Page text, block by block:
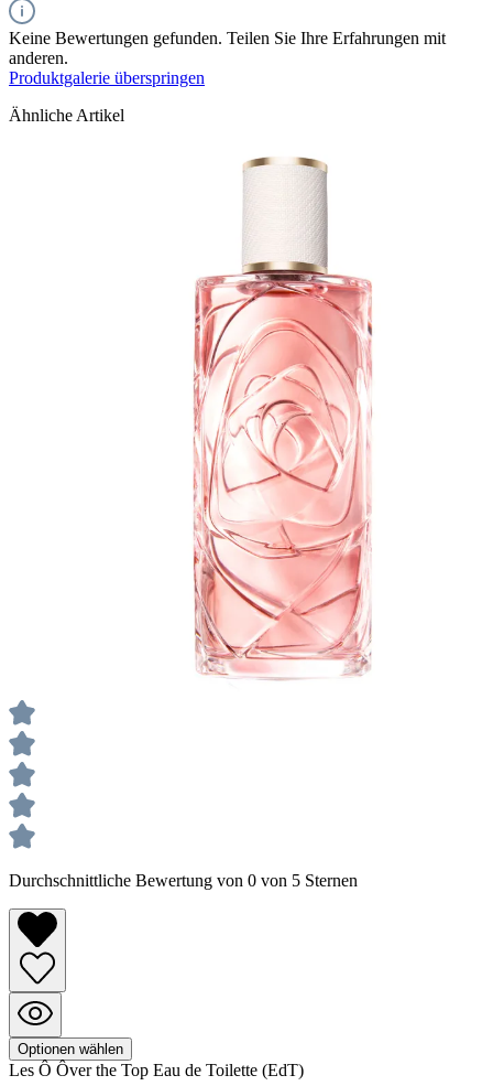
Keine Bewertungen gefunden. Teilen Sie Ihre Erfahrungen mit
anderen.
Produktgalerie überspringen
Ähnliche Artikel
Durchschnittliche Bewertung von 0 von 5 Sternen
Optionen wählen
Les Ô Ôver the Top Eau de Toilette (EdT)